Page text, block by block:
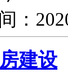
：
建设